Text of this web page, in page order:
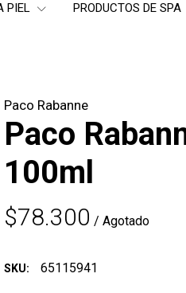
PIEL PRODUCTOS DE SPA
Paco Rabanne
Paco
100ml
$78.300 / Agotado
SKU: 65115941